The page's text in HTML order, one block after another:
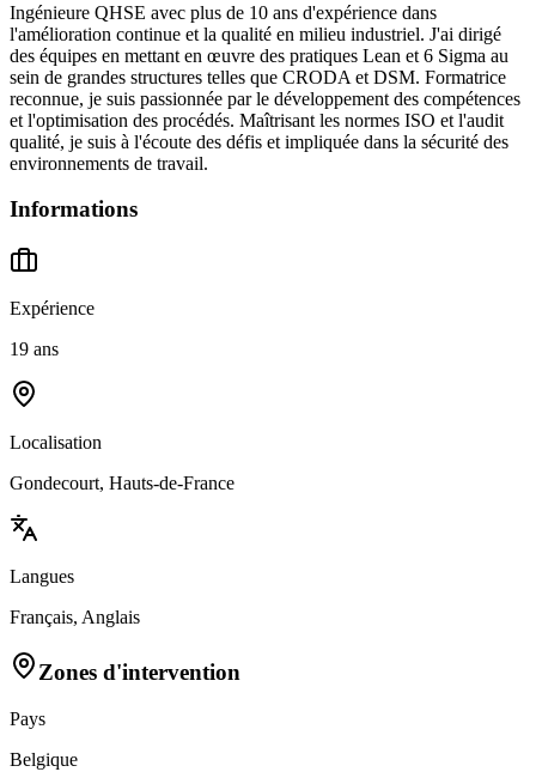
Ingénieure QHSE avec plus de 10 ans d'expérience dans
l'amélioration continue et la qualité en milieu industriel. J'ai dirigé
des équipes en mettant en œuvre des pratiques Lean et 6 Sigma au
sein de grandes structures telles que CRODA et DSM. Formatrice
reconnue, je suis passionnée par le développement des compétences
et l'optimisation des procédés. Maîtrisant les normes ISO et l'audit
qualité, je suis à l'écoute des défis et impliquée dans la sécurité des
environnements de travail.
Informations
Expérience
19 ans
Localisation
Gondecourt, Hauts-de-France
Langues
Français, Anglais
Zones d'intervention
Pays
Belgique